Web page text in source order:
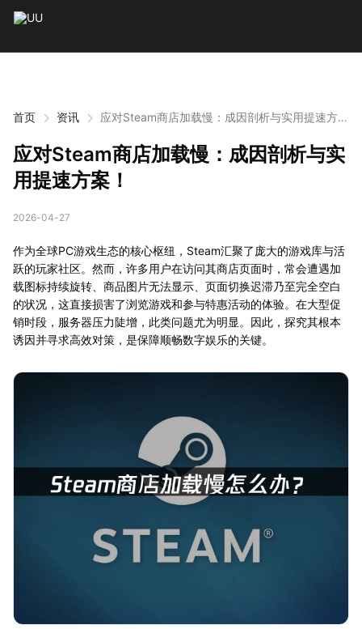
首页 资讯
应对Steam商店加载慢：成因剖析与实用提速方
应对Steam商店加载慢：成因剖析与实
用提速方案！
2026-04-27
作为全球PC游戏生态的核心枢纽，Steam汇聚了庞大的游戏库与活
跃的玩家社区。然而，许多用户在访问其商店页面时，常会遭遇加
载图标持续旋转、商品图片无法显示、页面切换迟滞乃至完全空白
的状况，这直接损害了浏览游戏和参与特惠活动的体验。在大型促
销时段，服务器压力陡增，此类问题尤为明显。因此，探究其根本
诱因并寻求高效对策，是保障顺畅数字娱乐的关键。